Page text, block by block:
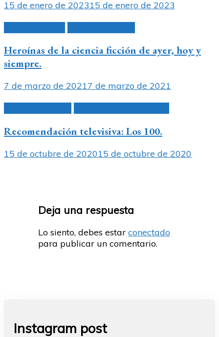
15 de enero de 202315 de enero de 2023
Heroínas de la ciencia ficción de ayer, hoy y
siempre.
7 de marzo de 20217 de marzo de 2021
Recomendación televisiva: Los 100.
15 de octubre de 202015 de octubre de 2020
Deja una respuesta
Lo siento, debes estar conectado
para publicar un comentario.
Instagram post